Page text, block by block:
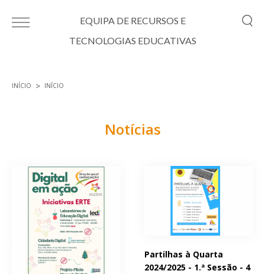
EQUIPA DE RECURSOS E
TECNOLOGIAS EDUCATIVAS
INÍCIO INÍCIO
Notícias
Partilhas à Quarta
2024/2025 - 1.ª Sessão - 4
Páginas